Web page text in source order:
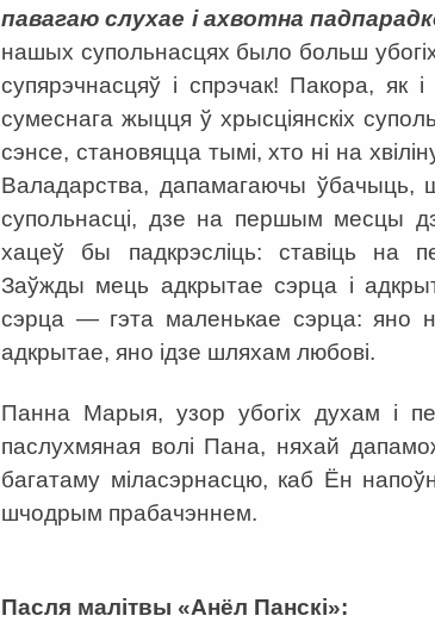
павагаю слухае і ахвотна
нашых супольнасцях было больш
супярэчнасцяў і спрэчак! Пакора,
сумеснага жыцця ў хрысціянскіх
сэнсе, становяцца тымі, хто ні на
Валадарства, дапамагаючы ўбачыць,
супольнасці, дзе на першым месцы
хацеў бы падкрэсліць: ставіць на
Заўжды мець адкрытае сэрца і
сэрца — гэта маленькае сэрца: яно
адкрытае, яно ідзе шляхам любові.
Панна Марыя, узор убогіх духам і
паслухмяная волі Пана, няхай
багатаму міласэрнасцю, каб Ён
шчодрым прабачэннем.
Пасля малітвы «Анёл Панскі»: